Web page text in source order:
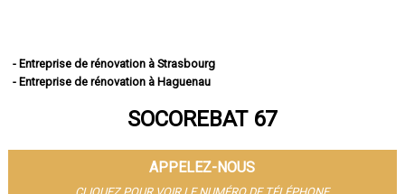
- Entreprise de rénovation à Strasbourg
- Entreprise de rénovation à Haguenau
- Entreprise de rénovation à Illkirch-Graffenstaden
- Entreprise de rénovation à Bischheim
- Entreprise de rénovation à Lingolsheim
- Entreprise de rénovation à Bischwiller
SOCOREBAT 67
APPELEZ-NOUS